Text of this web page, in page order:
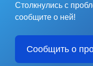
Столкнулись с
сообщите о ней!
Сообщить о